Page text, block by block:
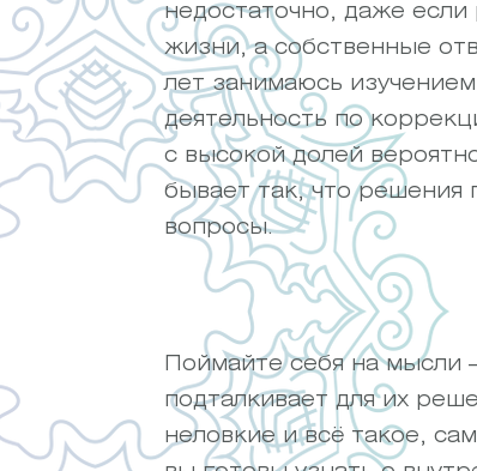
недостаточно, даже
жизни, а собственные
лет занимаюсь
деятельность по
с высокой долей
бывает так, что решения
вопросы.
Поймайте себя на мысли
подталкивает для их
неловкие и всё такое,